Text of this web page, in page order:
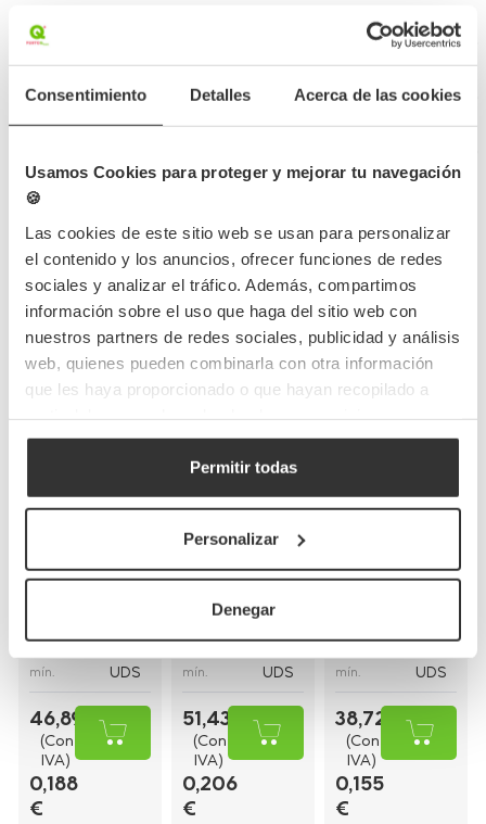
Consentimiento Detalles Acerca de las cookies
Usamos Cookies para proteger y mejorar tu navegación
🍪
Las cookies de este sitio web se usan para personalizar
el contenido y los anuncios, ofrecer funciones de redes
sociales y analizar el tráfico. Además, compartimos
información sobre el uso que haga del sitio web con
nuestros partners de redes sociales, publicidad y análisis
web, quienes pueden combinarla con otra información
que les haya proporcionado o que hayan recopilado a
Permitir todas
Personalizar
Denegar
Detalles del producto
Opiniones
Completa tu pedido
kraft con asas
mín.
UDS
46,89 €
(Con
IVA)
0,188
€
Bolsas de papel
blancas con asa
rizada
Referencia
mín.
UDS
51,43 €
(Con
IVA)
0,206
€
blancas asa
mín.
UDS
38,72 €
(Con
IVA)
0,155
€